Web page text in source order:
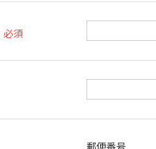
必須
郵便番号